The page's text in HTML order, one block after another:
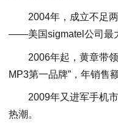
2004年，成立不足两
——美国sigmatel公司最
2006年起，黄章带领
MP3第一品牌”，年销售
2009年又进军手机市
热潮。